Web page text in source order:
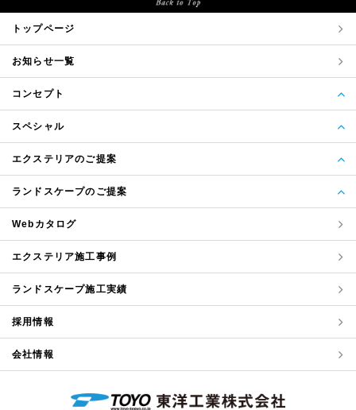
トップページ
お知らせ一覧
コンセプト
スペシャル
エクステリアのご提案
ランドスケープのご提案
Webカタログ
エクステリア施工事例
ランドスケープ施工実績
採用情報
会社情報